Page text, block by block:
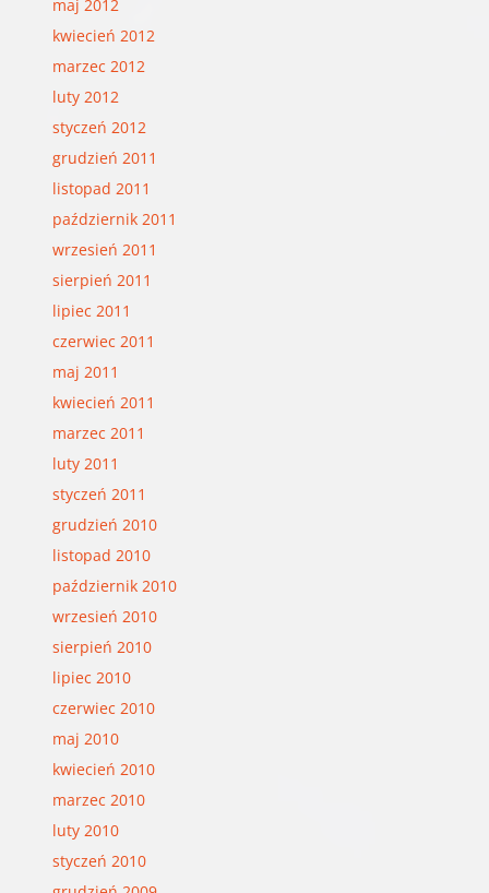
maj 2012
kwiecień 2012
marzec 2012
luty 2012
styczeń 2012
grudzień 2011
listopad 2011
październik 2011
wrzesień 2011
sierpień 2011
lipiec 2011
czerwiec 2011
maj 2011
kwiecień 2011
marzec 2011
luty 2011
styczeń 2011
grudzień 2010
listopad 2010
październik 2010
wrzesień 2010
sierpień 2010
lipiec 2010
czerwiec 2010
maj 2010
kwiecień 2010
marzec 2010
luty 2010
styczeń 2010